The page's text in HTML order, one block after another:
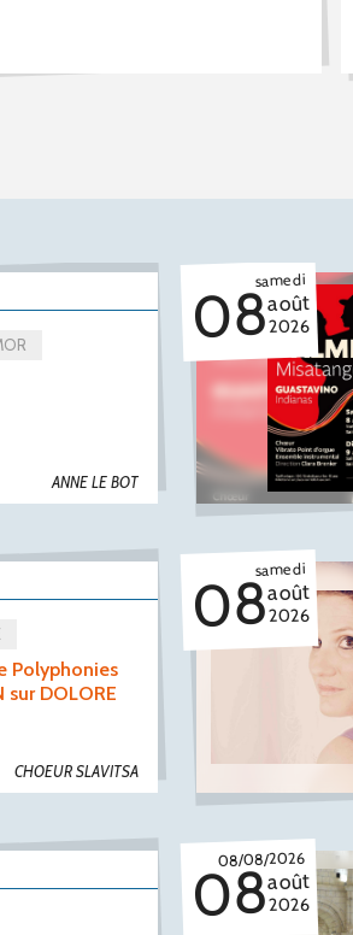
ANNE LE BOT
samedi
08août
2026
Polyphonies
DOLORE
CHOEUR SLAVITSA
samedi
08août
2026
08/08/2026
08août
2026